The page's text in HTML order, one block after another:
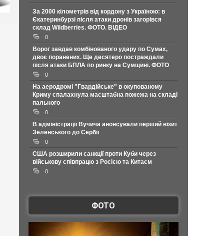
За 2000 кілометрів від кордону з Україною: в
Єкатеринбурзі після атаки дронів загорівся
склад Wildberries. ФОТО. ВІДЕО
0
Ворог завдав комбінованого удару по Сумах,
двоє поранених. Ще десятеро постраждали
після атаки БПЛА по ринку на Сумщині. ФОТО
0
На аеродромі "Гвардійське" в окупованому
Криму спалахнула масштабна пожежа на складі
пального
0
В адміністрації Вучича анонсували перший візит
Зеленського до Сербії
0
США розширили санкції проти Куби через
військову співпрацю з Росією та Китаєм
0
ФОТО